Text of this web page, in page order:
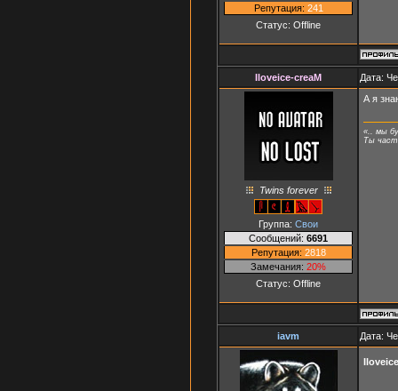
Репутация: 241
Статус: Offline
Iloveice-creaM Дата:
Twins forever
Группа: Свои
Сообщений: 6691
Репутация: 2818
Замечания: 20%
Статус: Offline
А я
«.. мы
Ты
iavm Дата: